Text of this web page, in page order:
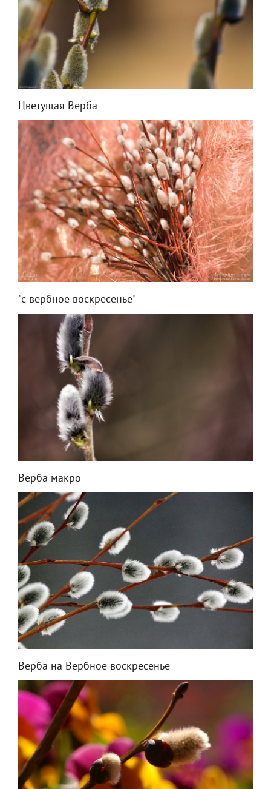
Цветущая Верба
"с вербное воскресенье"
Верба макро
Верба на Вербное воскресенье